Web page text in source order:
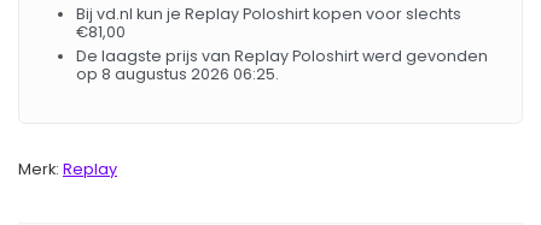
Bij vd.nl kun je Replay Poloshirt kopen voor slechts
€81,00
De laagste prijs van Replay Poloshirt werd gevonden
op 8 augustus 2026 06:25.
Merk: Replay